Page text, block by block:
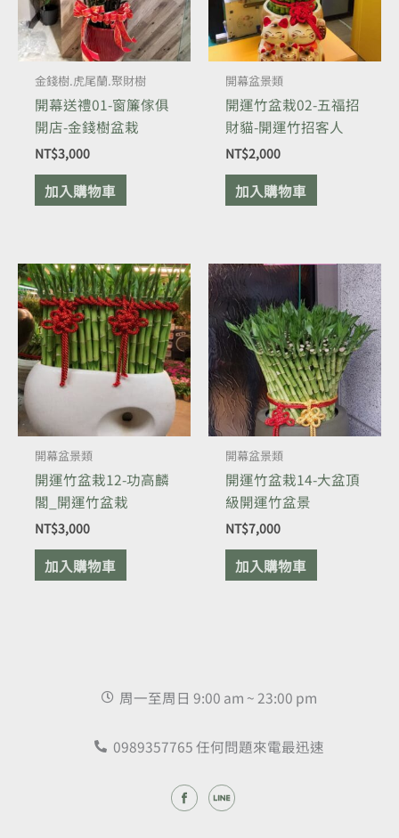
金錢樹.虎尾蘭.聚財樹
開幕送禮01-窗簾傢俱
開店-金錢樹盆栽
NT$3,000
加入購物車
開幕盆景類
開運竹盆栽02-五福招
財貓-開運竹招客人
NT$2,000
加入購物車
開幕盆景類
開運竹盆栽12-功高麟
閣_開運竹盆栽
NT$3,000
加入購物車
開幕盆景類
開運竹盆栽14-大盆頂
級開運竹盆景
NT$7,000
加入購物車
周一至周日 9:00 am ~ 23:00 pm
0989357765 任何問題來電最迅速